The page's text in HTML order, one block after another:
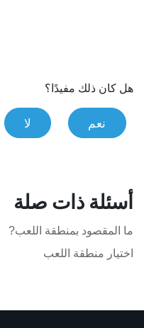
هل كان ذلك مفيدًا؟
نعم لا
أسئلة ذات صلة
ما المقصود بمنطقة اللعب?
اختيار منطقة اللعب